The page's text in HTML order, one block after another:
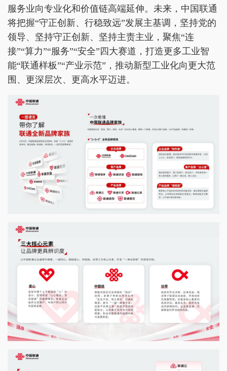
服务业向专业化和价值链高端延伸。未来，中国联通
将把握“守正创新、行稳致远”发展主基调，坚持党的
领导、坚持守正创新、坚持主责主业，聚焦“连
接”“算力”“服务”“安全”四大赛道，打造更多工业智
能“联通样板”“产业示范”，推动新型工业化向更大范
围、更深层次、更高水平迈进。